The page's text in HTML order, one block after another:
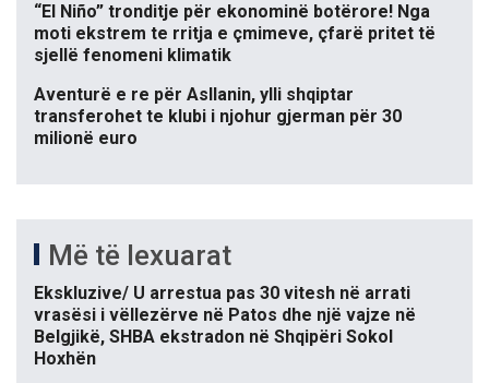
“El Niño” tronditje për ekonominë botërore! Nga
moti ekstrem te rritja e çmimeve, çfarë pritet të
sjellë fenomeni klimatik
Aventurë e re për Asllanin, ylli shqiptar
transferohet te klubi i njohur gjerman për 30
milionë euro
Më të lexuarat
Ekskluzive/ U arrestua pas 30 vitesh në arrati
vrasësi i vëllezërve në Patos dhe një vajze në
Belgjikë, SHBA ekstradon në Shqipëri Sokol
Hoxhën